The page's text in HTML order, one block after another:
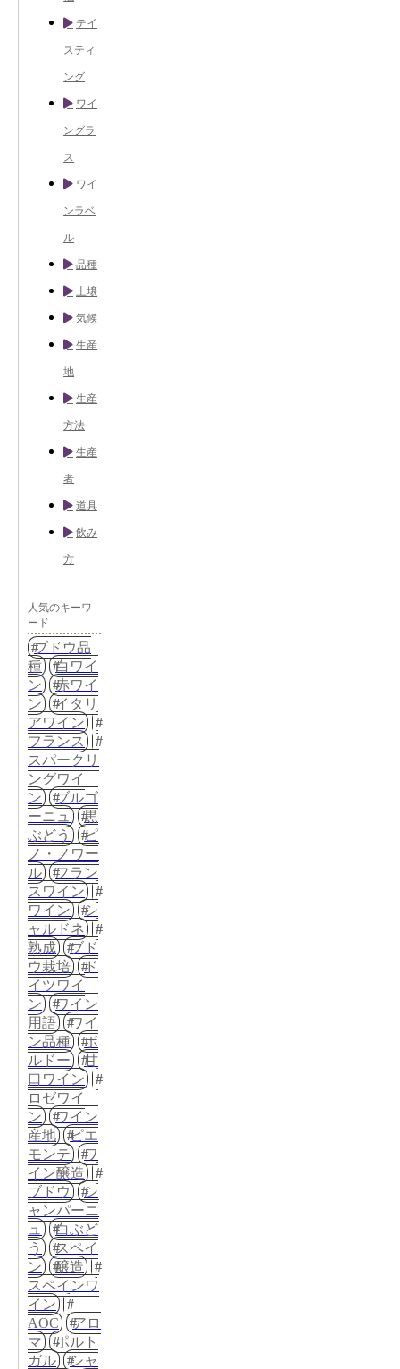
テイ
スティ
ング
ワイ
ングラ
ス
ワイ
ンラベ
ル
品種
土壌
気候
生産
地
生産
方法
生産
者
道具
飲み
方
人気のキーワ
ード
ブドウ品
種
白ワイ
ン
赤ワイ
ン
イタリ
アワイン
フランス
スパークリ
ングワイ
ン
ブルゴ
ーニュ
黒
ぶどう
ピ
ノ・ノワー
ル
フラン
スワイン
ワイン
シ
ャルドネ
熟成
ブド
ウ栽培
ド
イツワイ
ン
ワイン
用語
ワイ
ン品種
ボ
ルドー
甘
口ワイン
ロゼワイ
ン
ワイン
産地
ピエ
モンテ
ワ
イン醸造
ブドウ
シ
ャンパーニ
ュ
白ぶど
う
スペイ
ン
醸造
スペインワ
イン
AOC
アロ
マ
ポルト
ガル
シャ